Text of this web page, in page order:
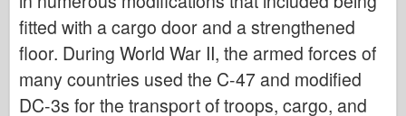
Heller (andre)
HobbyBoss
IBG-modeller
Icm
fitted with a cargo door and a strengthened
floor. During World War II, the armed forces of
many countries used the C-47 and modified
DC-3s for the transport of troops, cargo, and